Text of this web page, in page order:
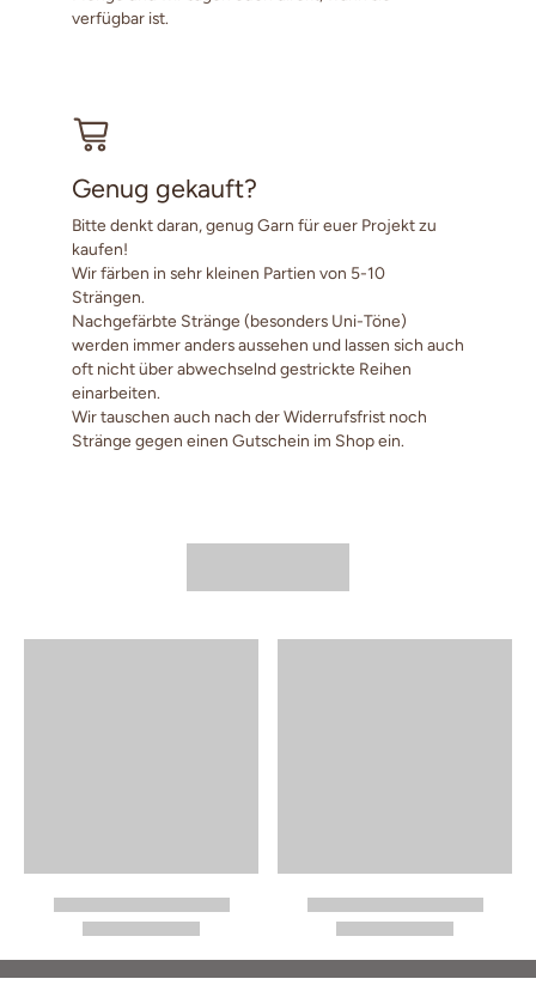
verfügbar ist.
Genug gekauft?
Bitte denkt daran, genug Garn für euer Projekt zu
kaufen!
Wir färben in sehr kleinen Partien von 5-10
Strängen.
Nachgefärbte Stränge (besonders Uni-Töne)
werden immer anders aussehen und lassen sich auch
oft nicht über abwechselnd gestrickte Reihen
einarbeiten.
Wir tauschen auch nach der Widerrufsfrist noch
Stränge gegen einen Gutschein im Shop ein.